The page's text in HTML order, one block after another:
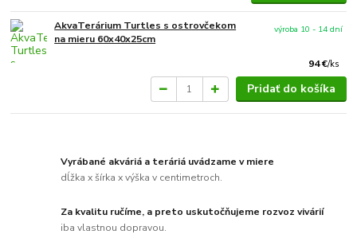
AkvaTerárium Turtles s ostrovčekom
na mieru 60x40x25cm
94 €/ks
výroba 10 - 14 dní
Pridať do košíka
Vyrábané akváriá a teráriá uvádzame v miere
dĺžka x šírka x výška v centimetroch.
Za kvalitu ručíme, a preto uskutočňujeme rozvoz vivárií
iba vlastnou dopravou.